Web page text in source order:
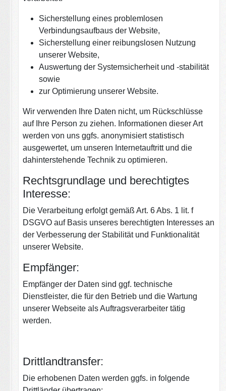
Sicherstellung eines problemlosen
Verbindungsaufbaus der Website,
Sicherstellung einer reibungslosen Nutzung
unserer Website,
Auswertung der Systemsicherheit und -stabilität
sowie
zur Optimierung unserer Website.
Wir verwenden Ihre Daten nicht, um Rückschlüsse
auf Ihre Person zu ziehen. Informationen dieser Art
werden von uns ggfs. anonymisiert statistisch
ausgewertet, um unseren Internetauftritt und die
dahinterstehende Technik zu optimieren.
Rechtsgrundlage und berechtigtes
Interesse:
Die Verarbeitung erfolgt gemäß Art. 6 Abs. 1 lit. f
DSGVO auf Basis unseres berechtigten Interesses an
der Verbesserung der Stabilität und Funktionalität
unserer Website.
Empfänger:
Empfänger der Daten sind ggf. technische
Dienstleister, die für den Betrieb und die Wartung
unserer Webseite als Auftragsverarbeiter tätig
werden.
Drittlandtransfer:
Die erhobenen Daten werden ggfs. in folgende